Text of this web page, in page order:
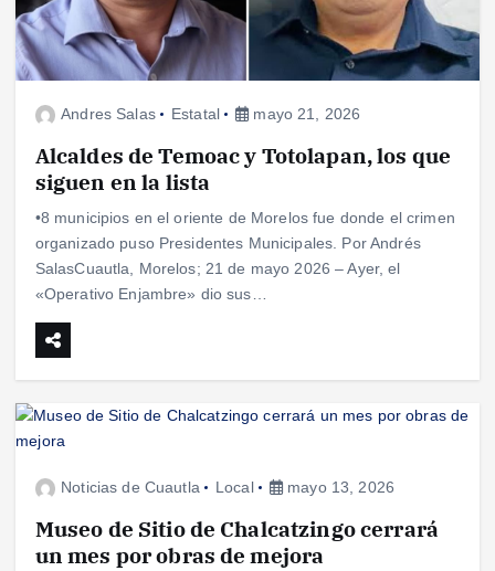
Andres Salas Estatal mayo 21, 2026
Alcaldes de Temoac y Totolapan, los que
siguen en la lista
•8 municipios en el oriente de Morelos fue donde el crimen
organizado puso Presidentes Municipales. Por Andrés
SalasCuautla, Morelos; 21 de mayo 2026 – Ayer, el
«Operativo Enjambre» dio sus…
Noticias de Cuautla Local mayo 13, 2026
Museo de Sitio de Chalcatzingo cerrará
un mes por obras de mejora